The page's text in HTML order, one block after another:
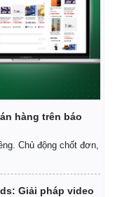
hàng trên báo
Chủ động chốt đơn,
Giải pháp video